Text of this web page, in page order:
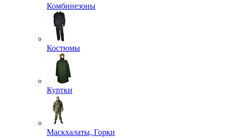
Комбинезоны
Костюмы
Куртки
Маскхалаты, Горки